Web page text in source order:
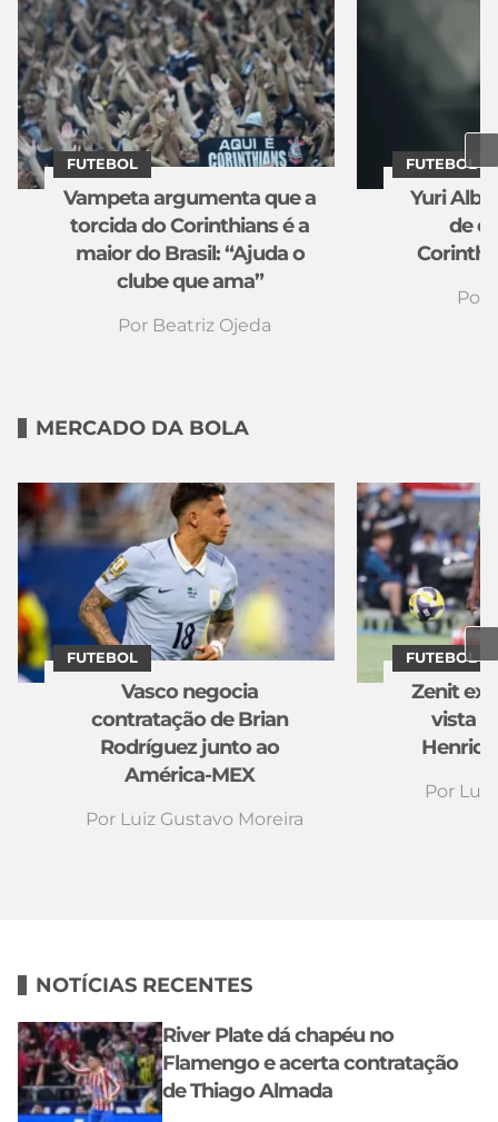
Vampeta argumenta que a
torcida do Corinthians é a
maior do Brasil: “Ajuda o
clube que ama”
Por Beatriz Ojeda
FUTEBOL
Yuri
de
Por
FUTEBOL
MERCADO DA BOLA
Vasco negocia
contratação de Brian
Rodríguez junto ao
América-MEX
Por Luiz Gustavo Moreira
FUTEBOL
Zenit
vista
Por
FUTEBOL
NOTÍCIAS RECENTES
River Plate dá chapéu no
Flamengo e acerta contratação
de Thiago Almada